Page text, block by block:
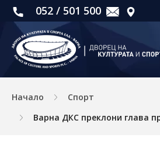
052 / 501 500
Начало
Спорт
Варна ДКС преклони глава